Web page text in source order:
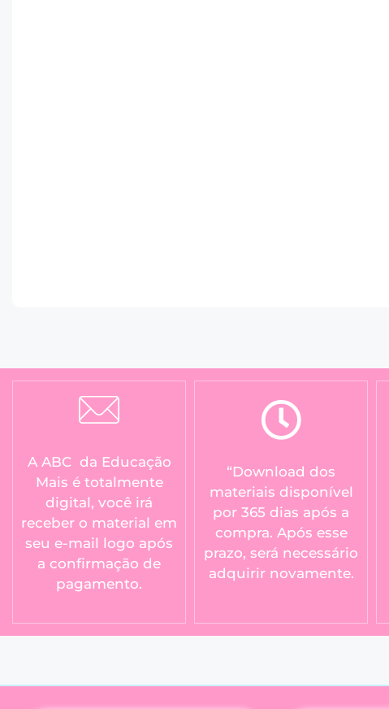
A ABC da Educação
Mais é totalmente
digital, você irá
receber o material em
seu e-mail logo após
a confirmação de
pagamento.
“Download dos
materiais disponível
por 365 dias após a
compra. Após esse
prazo, será necessário
adquirir novamente.